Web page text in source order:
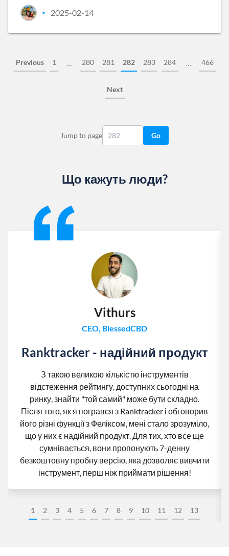
• 2025-02-14
Previous 1 … 280 281 282 283 284 … 466
Next
Jump to page Go
Що кажуть люди?
1 2 3 4 5 6 7 8 9 10 11 12 13
Vithurs
CEO, BlessedCBD
Ranktracker - надійний продукт
З такою великою кількістю інструментів
відстеження рейтингу, доступних сьогодні на
ринку, знайти "той самий" може бути складно.
Після того, як я погрався з Ranktracker і обговорив
його різні функції з Феліксом, мені стало зрозуміло,
що у них є надійний продукт. Для тих, хто все ще
сумнівається, вони пропонують 7-денну
безкоштовну пробну версію, яка дозволяє вивчити
інструмент, перш ніж приймати рішення!